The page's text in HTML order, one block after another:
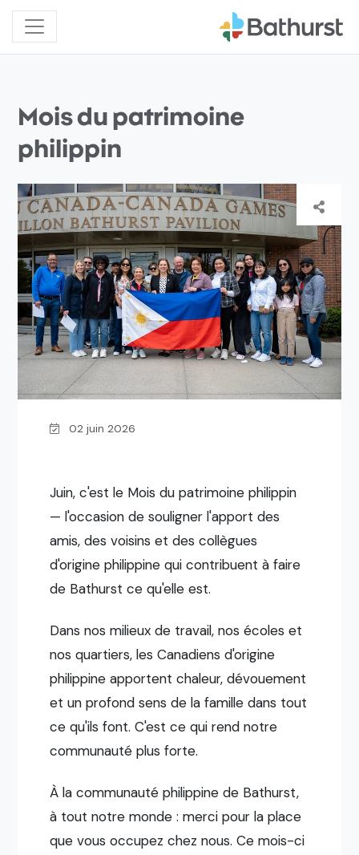
Mois du patrimoine
philippin
02 juin 2026
Juin, c'est le Mois du patrimoine philippin
— l'occasion de souligner l'apport des
amis, des voisins et des collègues
d'origine philippine qui contribuent à faire
de Bathurst ce qu'elle est.
Dans nos milieux de travail, nos écoles et
nos quartiers, les Canadiens d'origine
philippine apportent chaleur, dévouement
et un profond sens de la famille dans tout
ce qu'ils font. C'est ce qui rend notre
communauté plus forte.
À la communauté philippine de Bathurst,
à tout notre monde : merci pour la place
que vous occupez chez nous. Ce mois-ci